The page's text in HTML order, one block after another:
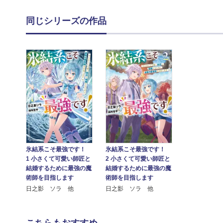
同じシリーズの作品
氷結系こそ最強です！
1 小さくて可愛い師匠と
結婚するために最強の魔
術師を目指します
日之影 ソラ 他
氷結系こそ最強です！
2 小さくて可愛い師匠と
結婚するために最強の魔
術師を目指します
日之影 ソラ 他